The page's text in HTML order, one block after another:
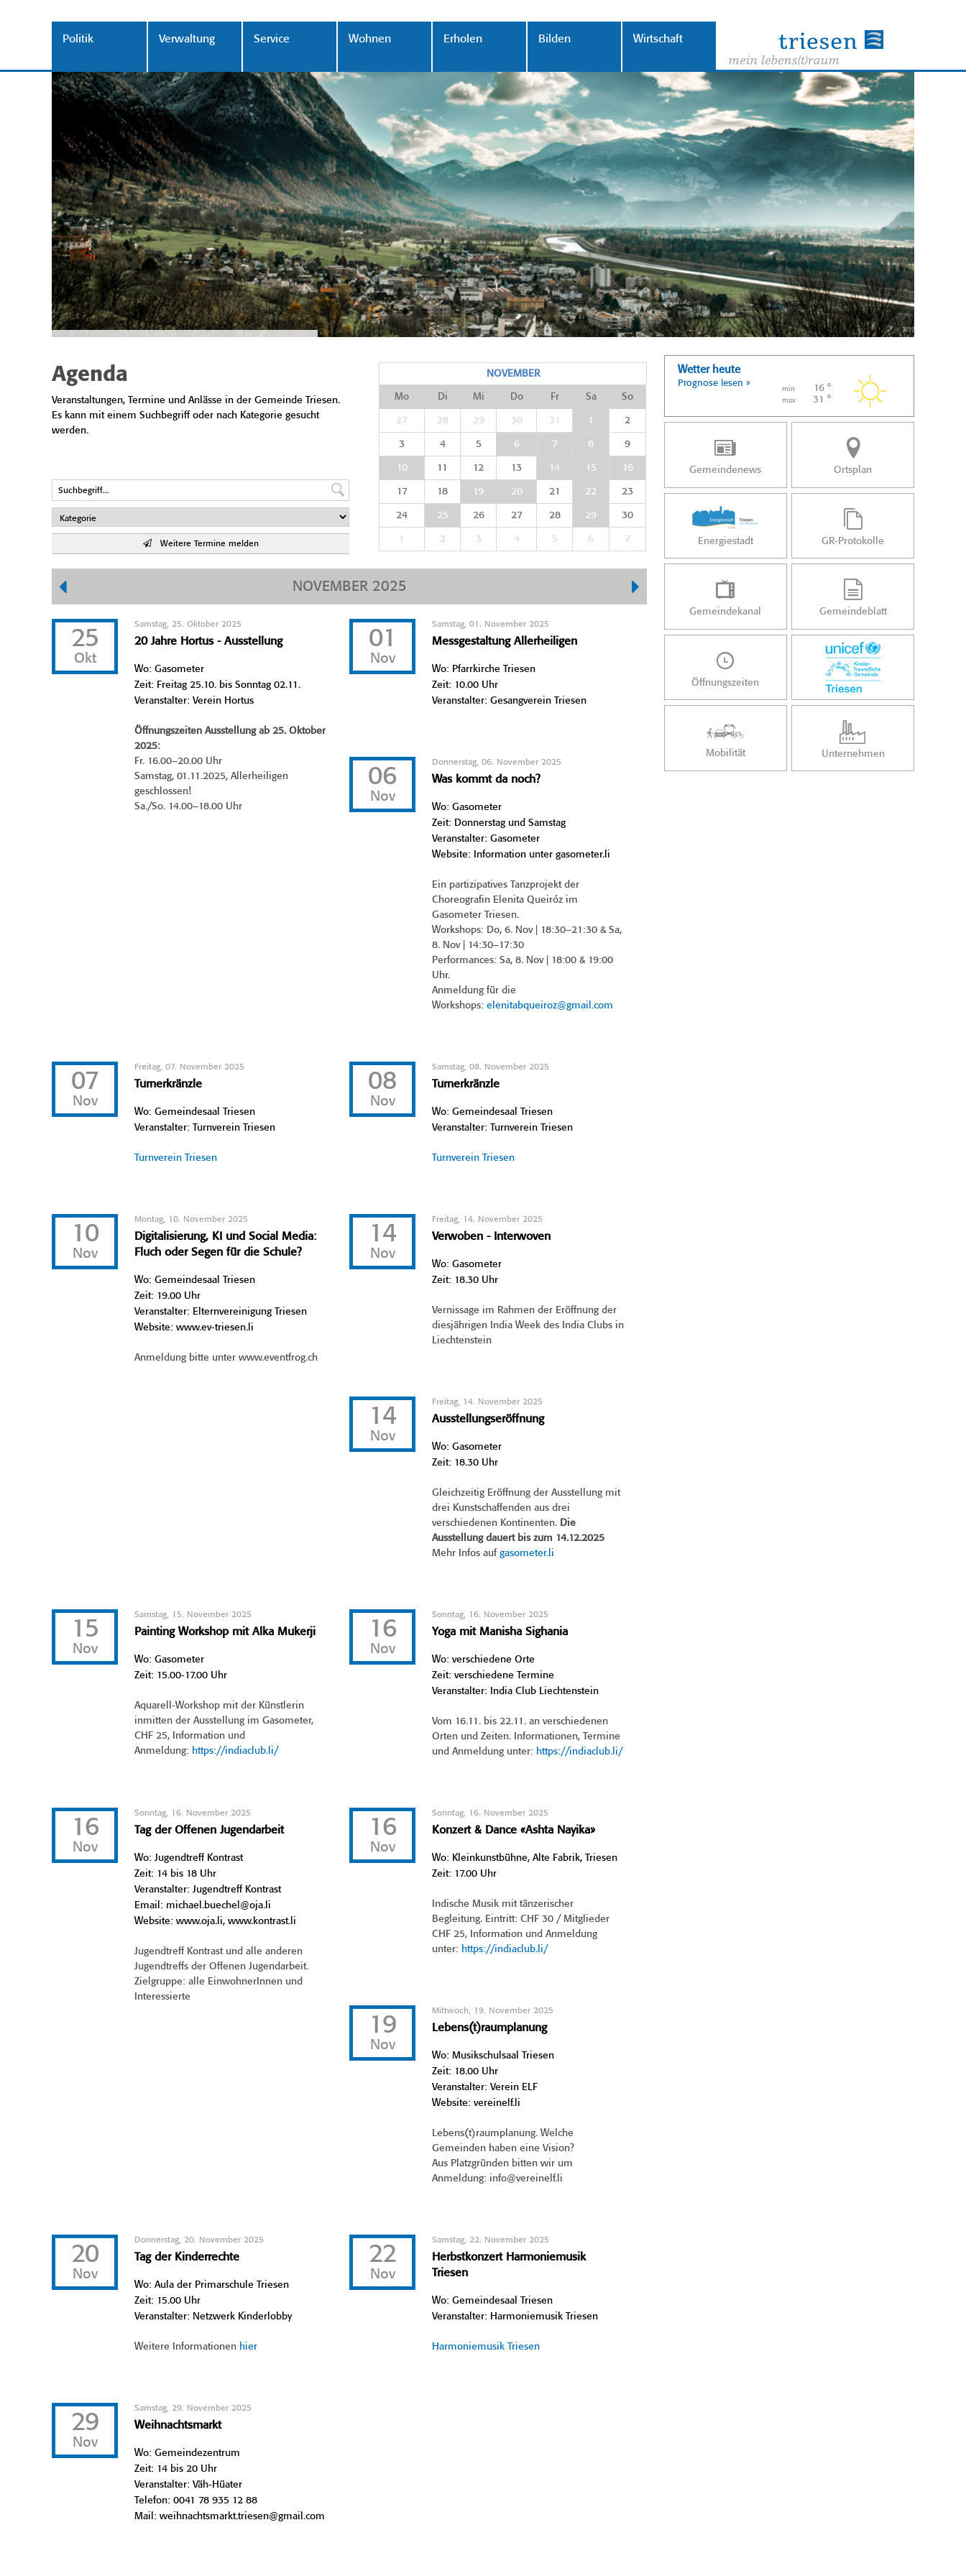
Politik Verwaltung Service Wohnen Erholen Bilden Wirtschaft
Agenda
Veranstaltungen, Termine und Anlässe in der Gemeinde Triesen.
Es kann mit einem Suchbegriff oder nach Kategorie gesucht
werden.
Weitere Termine melden
NOVEMBER
Mo Di Mi Do Fr Sa So
27 28 29 30 31 1 2
3 4 5 6 7 8 9
10 11 12 13 14 15 16
17 18 19 20 21 22 23
24 25 26 27 28 29 30
1 2 3 4 5 6 7
NOVEMBER 2025
25
Okt
Samstag, 25. Oktober 2025
20 Jahre Hortus - Ausstellung
Wo: Gasometer
Zeit: Freitag 25.10. bis Sonntag 02.11.
Veranstalter: Verein Hortus
Öffnungszeiten Ausstellung ab 25. Oktober
2025:
Fr. 16.00–20.00 Uhr
Samstag, 01.11.2025, Allerheiligen
geschlossen!
Sa./So. 14.00–18.00 Uhr
01
Nov
Samstag, 01. November 2025
Messgestaltung Allerheiligen
Wo: Pfarrkirche Triesen
Zeit: 10.00 Uhr
Veranstalter: Gesangverein Triesen
06
Nov
Donnerstag, 06. November 2025
Was kommt da noch?
Wo: Gasometer
Zeit: Donnerstag und Samstag
Veranstalter: Gasometer
Website: Information unter gasometer.li
Ein partizipatives Tanzprojekt der
Choreografin Elenita Queiróz im
Gasometer Triesen.
Workshops: Do, 6. Nov | 18:30–21:30 & Sa,
8. Nov | 14:30–17:30
Performances: Sa, 8. Nov | 18:00 & 19:00
Uhr.
Anmeldung für die
Workshops:elenitabqueiroz@gmail.com
07
Nov
Freitag, 07. November 2025
Turnerkränzle
Wo: Gemeindesaal Triesen
Veranstalter: Turnverein Triesen
Turnverein Triesen
08
Nov
Samstag, 08. November 2025
Turnerkränzle
Wo: Gemeindesaal Triesen
Veranstalter: Turnverein Triesen
Turnverein Triesen
10
Nov
Montag, 10. November 2025
Digitalisierung, KI und Social Media:
Fluch oder Segen für die Schule?
Wo: Gemeindesaal Triesen
Zeit: 19.00 Uhr
Veranstalter: Elternvereinigung Triesen
Website: www.ev-triesen.li
Anmeldung bitte unter www.eventfrog.ch
14
Nov
Freitag, 14. November 2025
Verwoben - Interwoven
Wo: Gasometer
Zeit: 18.30 Uhr
Vernissage im Rahmen der Eröffnung der
diesjährigen India Week des India Clubs in
Liechtenstein
14
Nov
Freitag, 14. November 2025
Ausstellungseröffnung
Wo: Gasometer
Zeit: 18.30 Uhr
Gleichzeitig Eröffnung der Ausstellung mit
drei Kunstschaffenden aus drei
verschiedenen Kontinenten. Die
Ausstellung dauert bis zum 14.12.2025
Mehr Infos aufgasometer.li
15
Nov
Samstag, 15. November 2025
Painting Workshop mit Alka Mukerji
Wo: Gasometer
Zeit: 15.00-17.00 Uhr
Aquarell-Workshop mit der Künstlerin
inmitten der Ausstellung im Gasometer,
CHF 25, Information und
Anmeldung: https://indiaclub.li/
16
Nov
Sonntag, 16. November 2025
Yoga mit Manisha Sighania
Wo: verschiedene Orte
Zeit: verschiedene Termine
Veranstalter: India Club Liechtenstein
Vom 16.11. bis 22.11. an verschiedenen
Orten und Zeiten. Informationen, Termine
und Anmeldung unter: https://indiaclub.li/
16
Nov
Sonntag, 16. November 2025
Tag der Offenen Jugendarbeit
Wo: Jugendtreff Kontrast
Zeit: 14 bis 18 Uhr
Veranstalter: Jugendtreff Kontrast
Email: michael.buechel@oja.li
Website: www.oja.li, www.kontrast.li
Jugendtreff Kontrast und alle anderen
Jugendtreffs der Offenen Jugendarbeit.
Zielgruppe: alle EinwohnerInnen und
Interessierte
16
Nov
Sonntag, 16. November 2025
Konzert & Dance «Ashta Nayika»
Wo: Kleinkunstbühne, Alte Fabrik, Triesen
Zeit: 17.00 Uhr
Indische Musik mit tänzerischer
Begleitung. Eintritt: CHF 30 / Mitglieder
CHF 25, Information und Anmeldung
unter: https://indiaclub.li/
19
Nov
Mittwoch, 19. November 2025
Lebens(t)raumplanung
Wo: Musikschulsaal Triesen
Zeit: 18.00 Uhr
Veranstalter: Verein ELF
Website: vereinelf.li
Lebens(t)raumplanung. Welche
Gemeinden haben eine Vision?
Aus Platzgründen bitten wir um
Anmeldung: info@vereinelf.li
20
Nov
Donnerstag, 20. November 2025
Tag der Kinderrechte
Wo: Aula der Primarschule Triesen
Zeit: 15.00 Uhr
Veranstalter: Netzwerk Kinderlobby
Weitere Informationen hier
22
Nov
Samstag, 22. November 2025
Herbstkonzert Harmoniemusik
Triesen
Wo: Gemeindesaal Triesen
Veranstalter: Harmoniemusik Triesen
Harmoniemusik Triesen
29
Nov
Samstag, 29. November 2025
Weihnachtsmarkt
Wo: Gemeindezentrum
Zeit: 14 bis 20 Uhr
Veranstalter: Väh-Hüater
Telefon: 0041 78 935 12 88
Mail: weihnachtsmarkt.triesen@gmail.com
Wetter heute
Prognose lesen »
min 16 °
max 31 °
Gemeindenews Ortsplan
Energiestadt GR-Protokolle
Gemeindekanal Gemeindeblatt
Öffnungszeiten
Mobilität Unternehmen